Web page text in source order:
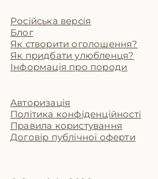
Російська версія
Блог
Як створити оголошення?
Як придбати улюбленця?
Інформація про породи
Авторизація
Політика конфіденційності
Правила користування
Договір публічної оферти